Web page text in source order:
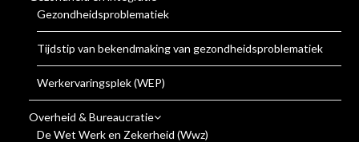
Gezondheidsproblematiek
Tijdstip van bekendmaking van gezondheidsproblematiek
Werkervaringsplek (WEP)
Overheid & Bureaucratie
De Wet Werk en Zekerheid (Wwz)